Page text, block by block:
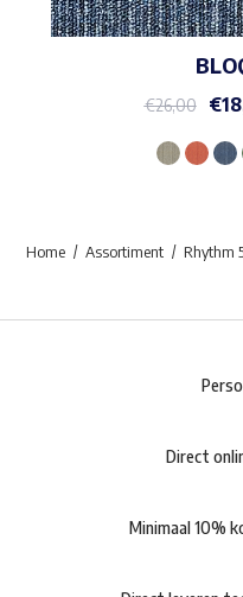
Waar ben je naar op
€26,00 €
Home Assortiment Rhythm
Direct
Minimaal 10%